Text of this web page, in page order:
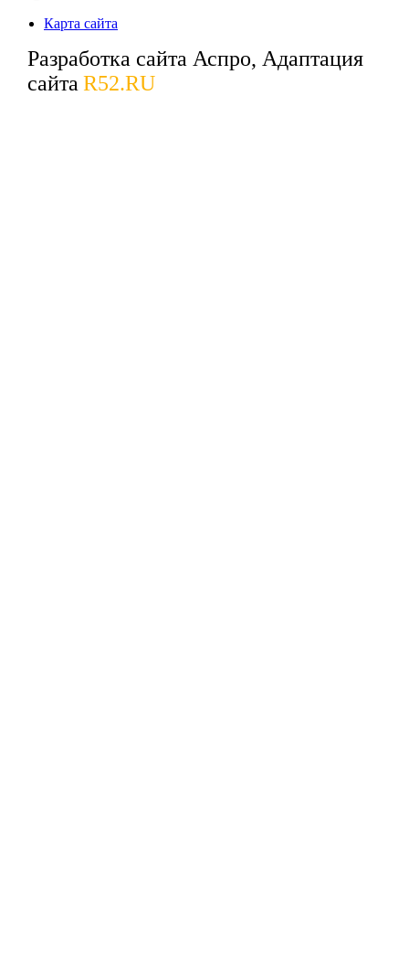
Карта сайта
Разработка сайта Аспро, Адаптация
сайтаR52.RU